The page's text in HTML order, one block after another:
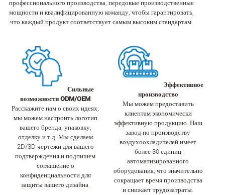
профессионального производства, передовые производственные
мощности и квалифицированную команду, чтобы гарантировать,
что каждый продукт соответствует самым высоким стандартам.
Сильные
возможности ODM/OEM
Расскажите нам о своих идеях,
мы можем настроить логотип
вашего бренда, упаковку,
отделку и т.д. Мы сделаем
2D/3D чертежи для вашего
подтверждения и подпишем
соглашение о
конфиденциальности для
защиты вашего дизайна.
Эффективное
производство
Мы можем предоставить
клиентам экономически
эффективную продукцию. Наш
завод по производству
воздухоохладителей имеет
более 30 единиц
автоматизированного
оборудования, что значительно
сокращает время производства
и снижает трудозатраты.